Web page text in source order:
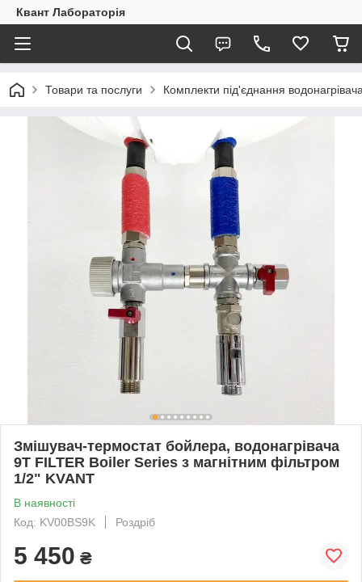
Квант Лабораторія
Товари та послуги Комплекти під'єднання
Змішувач-термостат бойлера, водонагрівача
9T FILTER Boiler Series з магнітним фільтром
1/2" KVANT
В наявності
Код: KV00BS9K
Роздріб
5 450 ₴